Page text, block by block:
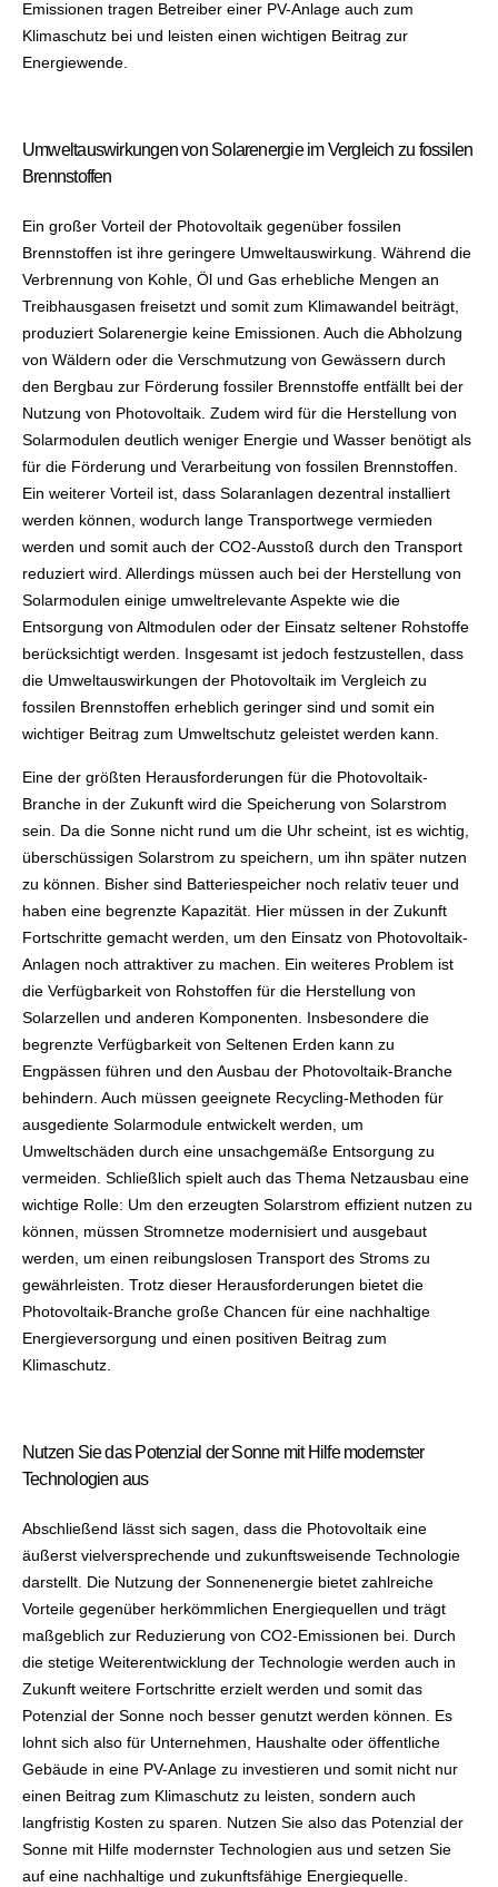
Emissionen tragen Betreiber einer PV-Anlage auch zum
Klimaschutz bei und leisten einen wichtigen Beitrag zur
Energiewende.
Umweltauswirkungen von Solarenergie im Vergleich zu fossilen
Brennstoffen
Ein großer Vorteil der Photovoltaik gegenüber fossilen
Brennstoffen ist ihre geringere Umweltauswirkung. Während die
Verbrennung von Kohle, Öl und Gas erhebliche Mengen an
Treibhausgasen freisetzt und somit zum Klimawandel beiträgt,
produziert Solarenergie keine Emissionen. Auch die Abholzung
von Wäldern oder die Verschmutzung von Gewässern durch
den Bergbau zur Förderung fossiler Brennstoffe entfällt bei der
Nutzung von Photovoltaik. Zudem wird für die Herstellung von
Solarmodulen deutlich weniger Energie und Wasser benötigt als
für die Förderung und Verarbeitung von fossilen Brennstoffen.
Ein weiterer Vorteil ist, dass Solaranlagen dezentral installiert
werden können, wodurch lange Transportwege vermieden
werden und somit auch der CO2-Ausstoß durch den Transport
reduziert wird. Allerdings müssen auch bei der Herstellung von
Solarmodulen einige umweltrelevante Aspekte wie die
Entsorgung von Altmodulen oder der Einsatz seltener Rohstoffe
berücksichtigt werden. Insgesamt ist jedoch festzustellen, dass
die Umweltauswirkungen der Photovoltaik im Vergleich zu
fossilen Brennstoffen erheblich geringer sind und somit ein
wichtiger Beitrag zum Umweltschutz geleistet werden kann.
Eine der größten Herausforderungen für die Photovoltaik-
Branche in der Zukunft wird die Speicherung von Solarstrom
sein. Da die Sonne nicht rund um die Uhr scheint, ist es wichtig,
überschüssigen Solarstrom zu speichern, um ihn später nutzen
zu können. Bisher sind Batteriespeicher noch relativ teuer und
haben eine begrenzte Kapazität. Hier müssen in der Zukunft
Fortschritte gemacht werden, um den Einsatz von Photovoltaik-
Anlagen noch attraktiver zu machen. Ein weiteres Problem ist
die Verfügbarkeit von Rohstoffen für die Herstellung von
Solarzellen und anderen Komponenten. Insbesondere die
begrenzte Verfügbarkeit von Seltenen Erden kann zu
Engpässen führen und den Ausbau der Photovoltaik-Branche
behindern. Auch müssen geeignete Recycling-Methoden für
ausgediente Solarmodule entwickelt werden, um
Umweltschäden durch eine unsachgemäße Entsorgung zu
vermeiden. Schließlich spielt auch das Thema Netzausbau eine
wichtige Rolle: Um den erzeugten Solarstrom effizient nutzen zu
können, müssen Stromnetze modernisiert und ausgebaut
werden, um einen reibungslosen Transport des Stroms zu
gewährleisten. Trotz dieser Herausforderungen bietet die
Photovoltaik-Branche große Chancen für eine nachhaltige
Energieversorgung und einen positiven Beitrag zum
Klimaschutz.
Nutzen Sie das Potenzial der Sonne mit Hilfe modernster
Technologien aus
Abschließend lässt sich sagen, dass die Photovoltaik eine
äußerst vielversprechende und zukunftsweisende Technologie
darstellt. Die Nutzung der Sonnenenergie bietet zahlreiche
Vorteile gegenüber herkömmlichen Energiequellen und trägt
maßgeblich zur Reduzierung von CO2-Emissionen bei. Durch
die stetige Weiterentwicklung der Technologie werden auch in
Zukunft weitere Fortschritte erzielt werden und somit das
Potenzial der Sonne noch besser genutzt werden können. Es
lohnt sich also für Unternehmen, Haushalte oder öffentliche
Gebäude in eine PV-Anlage zu investieren und somit nicht nur
einen Beitrag zum Klimaschutz zu leisten, sondern auch
langfristig Kosten zu sparen. Nutzen Sie also das Potenzial der
Sonne mit Hilfe modernster Technologien aus und setzen Sie
auf eine nachhaltige und zukunftsfähige Energiequelle.